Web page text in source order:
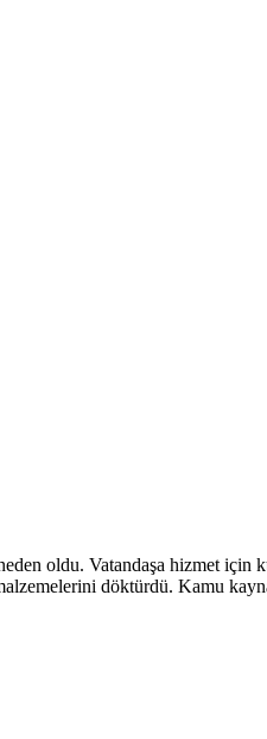
oldu. Vatandaşa hizmet için
döktürdü. Kamu